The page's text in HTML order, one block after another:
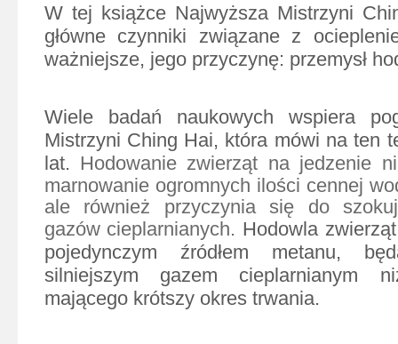
W tej książce Najwyższa Mistrzyni
główne czynniki związane z
ważniejsze, jego przyczynę: przemysł
Wiele badań naukowych wspiera
Mistrzyni Ching Hai, która mówi na ten
lat. Hodowanie zwierząt na jedzenie
marnowanie ogromnych ilości cennej
ale również przyczynia się do
gazów cieplarnianych. Hodowla
pojedynczym źródłem metanu,
silniejszym gazem cieplarnianym
mającego krótszy okres trwania.